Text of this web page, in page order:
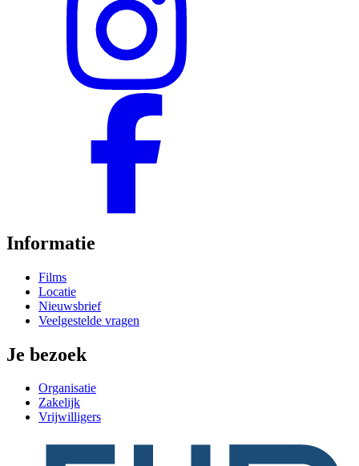
Informatie
Films
Locatie
Nieuwsbrief
Veelgestelde vragen
Je bezoek
Organisatie
Zakelijk
Vrijwilligers